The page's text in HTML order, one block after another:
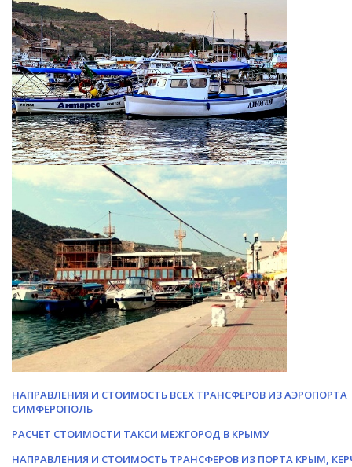
НАПРАВЛЕНИЯ И СТОИМОСТЬ ВСЕХ ТРАНСФЕРОВ ИЗ АЭРОПОРТА
СИМФЕРОПОЛЬ
РАСЧЕТ СТОИМОСТИ ТАКСИ МЕЖГОРОД В КРЫМУ
НАПРАВЛЕНИЯ И СТОИМОСТЬ ТРАНСФЕРОВ ИЗ ПОРТА КРЫМ,